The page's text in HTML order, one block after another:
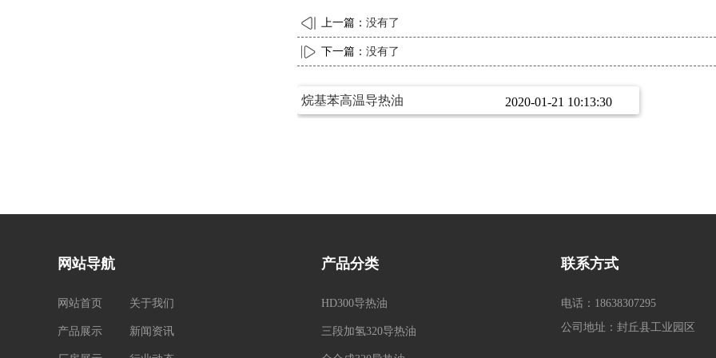
上一篇： 没有了
下一篇： 没有了
烷基苯高温导热油 2020-01-21 10:13:30
网站导航
网站首页 关于我们
产品展示 新闻资讯
产品分类
HD300导热油
三段加氢320导热油
联系方式
电话：18638307295
公司地址：封丘县工业园区